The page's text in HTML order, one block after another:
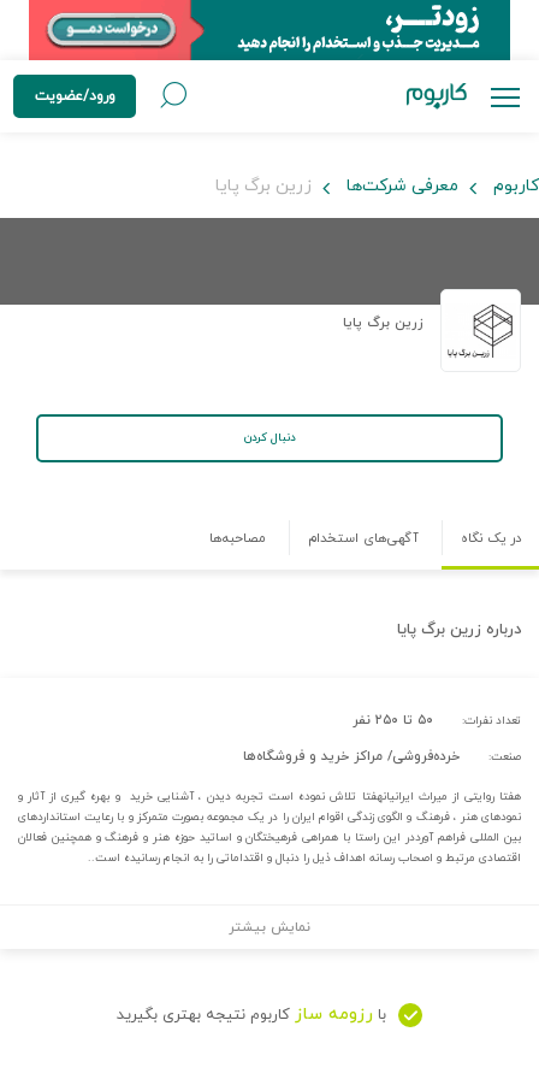
ورود/عضویت
کاربوم معرفی شرکت‌ها زرین برگ پایا
زرین برگ پایا
دنبال کردن
در یک نگاه آگهی‌های استخدام مصاحبه‌ها
درباره زرین برگ پایا
تعداد نفرات: ۵۰ تا ۲۵۰ نفر
صنعت: خرده‌فروشی/ مراکز خرید و فروشگاه‌ها
هفتا روایتی از میراث ایرانیانهفتا تلاش نموده است تجربه دیدن ، آشنایی خرید و بهره گیری از آثار و
نمودهای هنر ، فرهنگ و الگوی زندگی اقوام ایران را در یک مجموعه بصورت متمرکز و با رعایت استانداردهای
بین المللی فراهم آورددر این راستا با همراهی فرهیختگان و اساتید حوزه هنر و فرهنگ و همچنین فعالان
اقتصادی مرتبط و اصحاب رسانه اهداف ذیل را دنبال و اقتداماتی را به انجام رسانیده است..
نمایش بیشتر
با رزومه ساز کاربوم نتیجه بهتری بگیرید